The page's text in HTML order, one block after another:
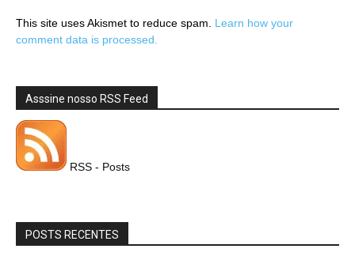
This site uses Akismet to reduce spam. Learn how your
comment data is processed.
Asssine nosso RSS Feed
RSS - Posts
POSTS RECENTES